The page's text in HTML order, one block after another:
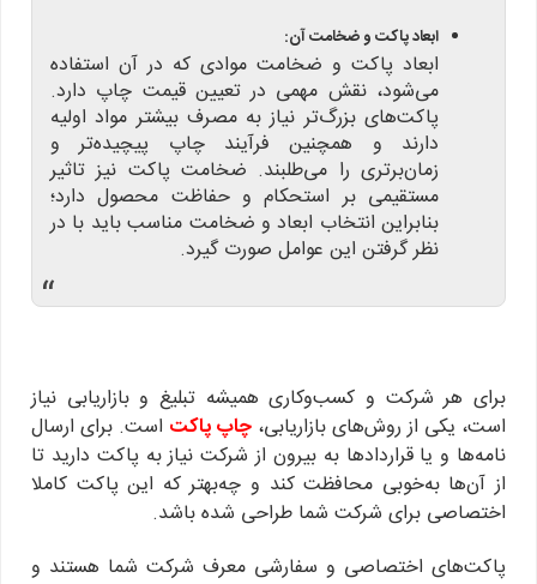
ابعاد پاکت و ضخامت آن:
ابعاد پاکت و ضخامت موادی که در آن استفاده
می‌شود، نقش مهمی در تعیین قیمت چاپ دارد.
پاکت‌های بزرگ‌تر نیاز به مصرف بیشتر مواد اولیه
دارند و همچنین فرآیند چاپ پیچیده‌تر و
زمان‌برتری را می‌طلبند. ضخامت پاکت نیز تاثیر
مستقیمی بر استحکام و حفاظت محصول دارد؛
بنابراین انتخاب ابعاد و ضخامت مناسب باید با در
نظر گرفتن این عوامل صورت گیرد.
“
برای هر شرکت و کسب‌وکاری همیشه تبلیغ و بازاریابی نیاز
است، یکی از روش‌های بازاریابی، چاپ پاکت است. برای ارسال
نامه‌ها و یا قراردادها به بیرون از شرکت نیاز به پاکت دارید تا
از آن‌ها به‌خوبی محافظت کند و چه‌بهتر که این پاکت کاملا
اختصاصی برای شرکت شما طراحی ‌شده باشد.
پاکت‌های اختصاصی و سفارشی معرف شرکت شما هستند و